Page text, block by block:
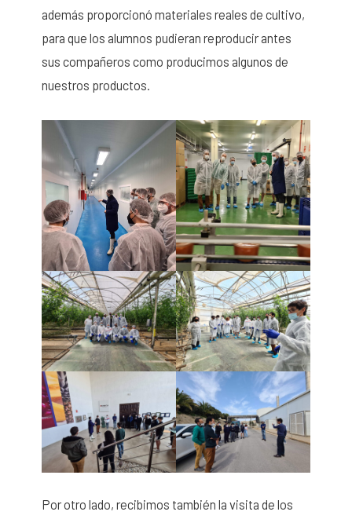
además proporcionó materiales reales de cultivo,
para que los alumnos pudieran reproducir antes
sus compañeros como producimos algunos de
nuestros productos.
Por otro lado, recibimos también la visita de los